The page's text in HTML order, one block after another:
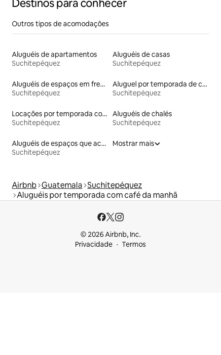
Destinos para conhecer
Outros tipos de acomodações
Aluguéis de apartamentos
Suchitepéquez
Aluguéis de casas
Suchitepéquez
Aluguéis de espaços em frente à praia
Suchitepéquez
Aluguel por temporada de casas de hóspedes
Suchitepéquez
Locações por temporada com piscina
Suchitepéquez
Aluguéis de chalés
Suchitepéquez
Aluguéis de espaços que aceitam animais de estimação
Suchitepéquez
Mostrar mais
Airbnb Guatemala Suchitepéquez
Aluguéis por temporada com café da manhã
© 2026 Airbnb, Inc.
Privacidade
Termos